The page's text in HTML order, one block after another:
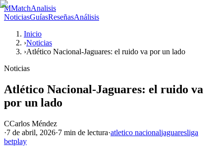
MMatchAnalisis
NoticiasGuíasReseñasAnálisis
Inicio
›Noticias
›Atlético Nacional-Jaguares: el ruido va por un lado
Noticias
Atlético Nacional-Jaguares: el ruido va
por un lado
CCarlos Méndez
·7 de abril, 2026·7 min de lectura·atletico nacionaljaguaresliga
betplay